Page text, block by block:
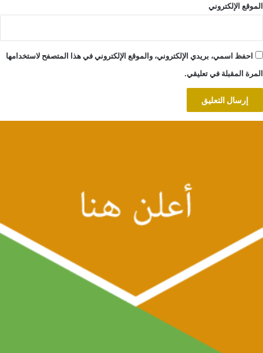
الموقع الإلكتروني
احفظ اسمي، بريدي الإلكتروني، والموقع الإلكتروني في هذا المتصفح لاستخدامها
المرة المقبلة في تعليقي.